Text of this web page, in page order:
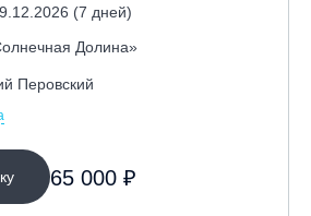
Миасс, Вейк-клуб «Мастер»
СТК «Горный воздух»
(7 дней)
Долина»
Перовский
65 000 ₽